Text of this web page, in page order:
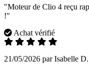
"Moteur de Clio 4 reçu
!"
Achat vérifié
21/05/2026 par Isabelle D.